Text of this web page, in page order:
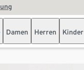
Damen Herren Kinder